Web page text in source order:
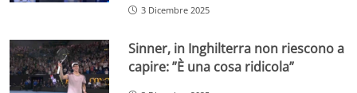
3 Dicembre 2025
Sinner, in Inghilterra non riescono a
capire: ”È una cosa ridicola”